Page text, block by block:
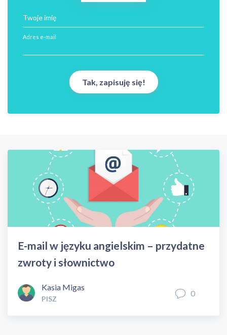
Twoje imię
Adres e-mail
E-mail w języku angielskim – przydatne
zwroty i słownictwo
Kasia Migas
PISZ
0